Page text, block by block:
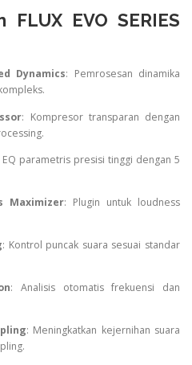
FLUX EVO SERIES
Dynamics: Pemrosesan dinamika
: Kompresor transparan dengan
EQ parametris presisi tinggi dengan 5
Maximizer: Plugin untuk loudness
: Kontrol puncak suara sesuai standar
: Analisis otomatis frekuensi dan
: Meningkatkan kejernihan suara